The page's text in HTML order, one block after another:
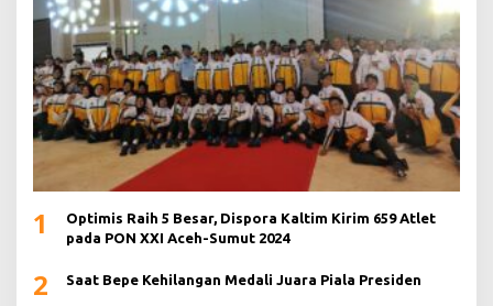
1
Optimis Raih 5 Besar, Dispora Kaltim Kirim 659 Atlet
pada PON XXI Aceh-Sumut 2024
2 Saat Bepe Kehilangan Medali Juara Piala Presiden